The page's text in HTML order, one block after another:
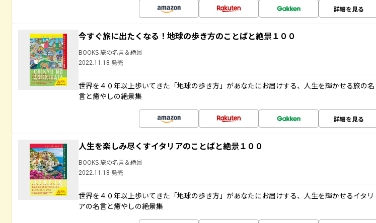
詳細を見る
今すぐ旅に出たくなる！地球の歩き方のことばと絶景１００
BOOKS 旅の名言＆絶景
2022.11.18 発売
世界を４０年以上歩いてきた「地球の歩き方」があなたにお届けする、人生を輝かせる旅の名
言と癒やしの絶景集
詳細を見る
人生を楽しみ尽くすイタリアのことばと絶景１００
BOOKS 旅の名言＆絶景
2022.11.18 発売
世界を４０年以上歩いてきた「地球の歩き方」があなたにお届けする、人生を輝かせるイタリ
アの名言と癒やしの絶景集